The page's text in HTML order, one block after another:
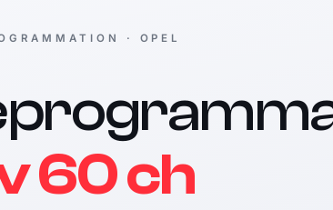
· OPEL
60 ch